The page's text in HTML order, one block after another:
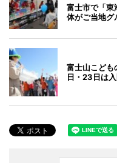
富士市で「東
体がご当地グ
富士山こども
日・23日は